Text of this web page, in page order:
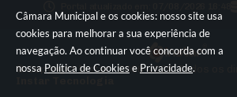
Câmara Municipal e os cookies: nosso site usa
cookies para melhorar a sua experiência de
navegação. Ao continuar você concorda com a
nossa Política de Cookies e Privacidade.
© Copyright Instar - 2006-2026. Todos os